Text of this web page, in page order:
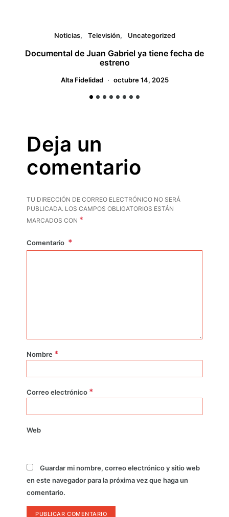
Noticias Televisión Uncategorized
Documental de Juan Gabriel ya tiene fecha de
estreno
Alta Fidelidad octubre 14, 2025
Deja un
comentario
TU DIRECCIÓN DE CORREO ELECTRÓNICO NO SERÁ
PUBLICADA. LOS CAMPOS OBLIGATORIOS ESTÁN
MARCADOS CON *
Comentario
Nombre *
Correo electrónico *
Web
Guardar mi nombre, correo electrónico y sitio web
en este navegador para la próxima vez que haga un
comentario.